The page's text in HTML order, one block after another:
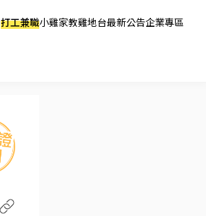
打工兼職小雞家教雞地台最新公告企業專區